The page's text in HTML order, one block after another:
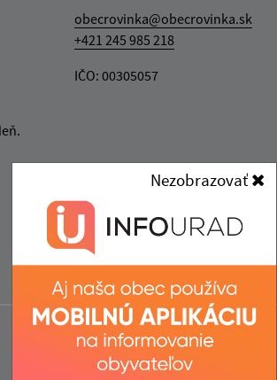
Nezobrazovať
obecrovinka@obecrovinka.sk
+421 245 985 218
IČO: 00305057